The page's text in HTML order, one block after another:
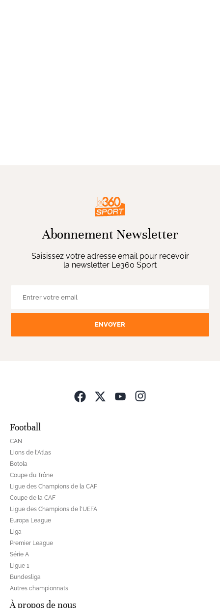
Abonnement Newsletter
Saisissez votre adresse email pour recevoir
la newsletter Le360 Sport
ENVOYER
Football
CAN
Lions de l'Atlas
Botola
Coupe du Trône
Ligue des Champions de la CAF
Coupe de la CAF
Ligue des Champions de l'UEFA
Europa League
Liga
Premier League
Série A
Ligue 1
Bundesliga
Autres championnats
À propos de nous